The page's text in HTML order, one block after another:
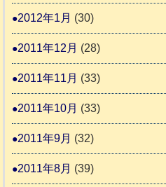
2012年1月 (30)
2011年12月 (28)
2011年11月 (33)
2011年10月 (33)
2011年9月 (32)
2011年8月 (39)